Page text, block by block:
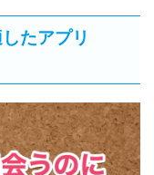
たアプリ